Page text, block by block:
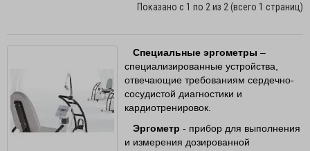
Показано с 1 по 2 из 2 (всего 1 страниц)
Специальные эргометры –
специализированные устройства,
отвечающие требованиям сердечно-
сосудистой диагностики и
кардиотренировок.
Эргометр - прибор для выполнения
и измерения дозированной